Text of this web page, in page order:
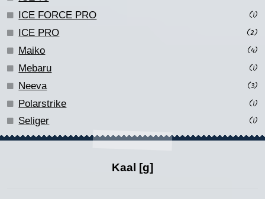
ICE FORCE PRO
(1)
ICE PRO
(2)
Maiko
(4)
Mebaru
(1)
Neeva
(3)
Polarstrike
(1)
Seliger
(1)
Kaal [g]